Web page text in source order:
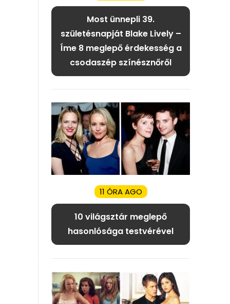
Most ünnepli 39.
születésnapját Blake Lively –
Íme 8 meglepő érdekesség a
csodaszép színésznőről
11 ÓRA AGO
10 világsztár meglepő
hasonlósága testvérével